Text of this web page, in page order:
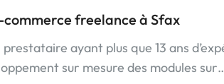
freelance à Sfax
prestataire ayant plus que 13 ans
sur mesure des modules